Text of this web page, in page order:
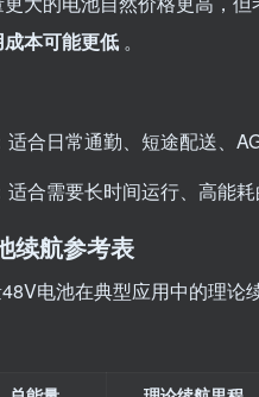
本可能更低 。
适合日常通勤、短途配送、
适合需要长时间运行、高能
续航参考表
电池在典型应用中的理论